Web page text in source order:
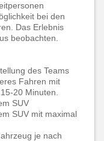
bei den
Das Erlebnis
beobachten.
des Teams
Fahren mit
20 Minuten.
SUV
SUV mit maximal
je nach